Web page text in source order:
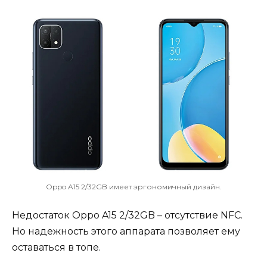
Oppo A15 2/32GB имеет эргономичный дизайн.
Недостаток Oppo A15 2/32GB – отсутствие NFC.
Но надежность этого аппарата позволяет ему
оставаться в топе.